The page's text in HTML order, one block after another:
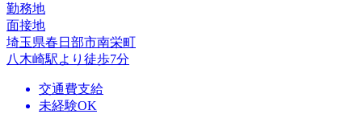
勤務地
面接地
埼玉県春日部市南栄町
八木崎駅より徒歩7分
交通費支給
未経験OK